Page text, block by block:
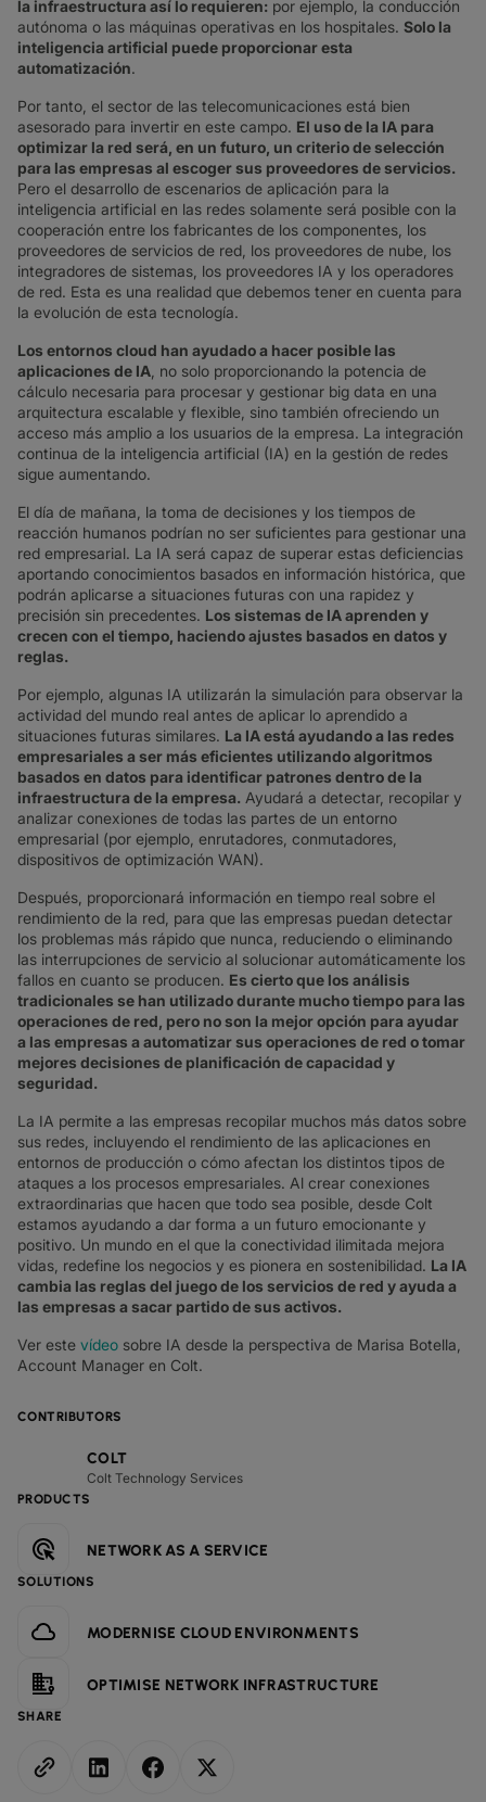
CONTRIBUTORS
COLT
Colt Technology Services
PRODUCTS
NETWORK AS A SERVICE
SOLUTIONS
MODERNISE CLOUD ENVIRONMENTS
OPTIMISE NETWORK INFRASTRUCTURE
SHARE
la infraestructura así lo requieren: por ejemplo, la conducción
autónoma o las máquinas operativas en los hospitales. Solo la
inteligencia artificial puede proporcionar esta
automatización.
Por tanto, el sector de las telecomunicaciones está bien
asesorado para invertir en este campo. El uso de la IA para
optimizar la red será, en un futuro, un criterio de selección
para las empresas al escoger sus proveedores de servicios.
Pero el desarrollo de escenarios de aplicación para la
inteligencia artificial en las redes solamente será posible con la
cooperación entre los fabricantes de los componentes, los
proveedores de servicios de red, los proveedores de nube, los
integradores de sistemas, los proveedores IA y los operadores
de red. Esta es una realidad que debemos tener en cuenta para
la evolución de esta tecnología.
Los entornos cloud han ayudado a hacer posible las
aplicaciones de IA , no solo proporcionando la potencia de
cálculo necesaria para procesar y gestionar big data en una
arquitectura escalable y flexible, sino también ofreciendo un
acceso más amplio a los usuarios de la empresa. La integración
continua de la inteligencia artificial (IA) en la gestión de redes
sigue aumentando.
El día de mañana, la toma de decisiones y los tiempos de
reacción humanos podrían no ser suficientes para gestionar una
red empresarial. La IA será capaz de superar estas deficiencias
aportando conocimientos basados en información histórica, que
podrán aplicarse a situaciones futuras con una rapidez y
precisión sin precedentes. Los sistemas de IA aprenden y
crecen con el tiempo, haciendo ajustes basados en datos y
reglas.
Por ejemplo, algunas IA utilizarán la simulación para observar la
actividad del mundo real antes de aplicar lo aprendido a
situaciones futuras similares. La IA está ayudando a las redes
empresariales a ser más eficientes utilizando algoritmos
basados en datos para identificar patrones dentro de la
infraestructura de la empresa. Ayudará a detectar, recopilar y
analizar conexiones de todas las partes de un entorno
empresarial (por ejemplo, enrutadores, conmutadores,
dispositivos de optimización WAN).
Después, proporcionará información en tiempo real sobre el
rendimiento de la red, para que las empresas puedan detectar
los problemas más rápido que nunca, reduciendo o eliminando
las interrupciones de servicio al solucionar automáticamente los
fallos en cuanto se producen. Es cierto que los análisis
tradicionales se han utilizado durante mucho tiempo para las
operaciones de red, pero no son la mejor opción para ayudar
a las empresas a automatizar sus operaciones de red o tomar
mejores decisiones de planificación de capacidad y
seguridad.
La IA permite a las empresas recopilar muchos más datos sobre
sus redes, incluyendo el rendimiento de las aplicaciones en
entornos de producción o cómo afectan los distintos tipos de
ataques a los procesos empresariales. Al crear conexiones
extraordinarias que hacen que todo sea posible, desde Colt
estamos ayudando a dar forma a un futuro emocionante y
positivo. Un mundo en el que la conectividad ilimitada mejora
vidas, redefine los negocios y es pionera en sostenibilidad. La IA
cambia las reglas del juego de los servicios de red y ayuda a
las empresas a sacar partido de sus activos.
Ver este vídeo sobre IA desde la perspectiva de Marisa Botella,
Account Manager en Colt.